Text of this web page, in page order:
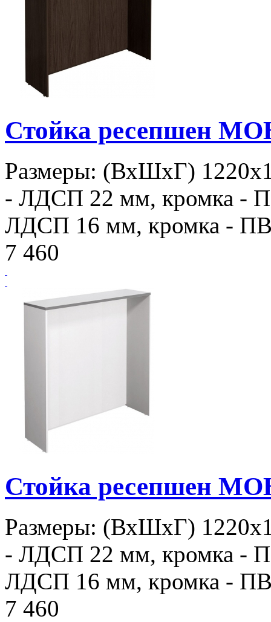
Стойка ресепшен
Размеры: (ВхШхГ)
- ЛДСП 22 мм, кромка -
ЛДСП 16 мм, кромка -
7 460
Стойка ресепшен
Размеры: (ВхШхГ)
- ЛДСП 22 мм, кромка -
ЛДСП 16 мм, кромка -
7 460